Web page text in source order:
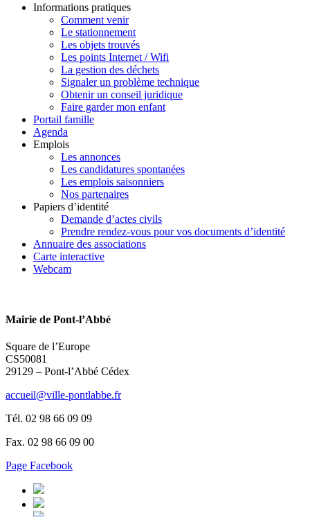
Informations pratiques
Comment venir
Le stationnement
Les objets trouvés
Les points Internet / Wifi
La gestion des déchets
Signaler un problème technique
Obtenir un conseil juridique
Faire garder mon enfant
Portail famille
Agenda
Emplois
Les annonces
Les candidatures spontanées
Les emplois saisonniers
Nos partenaires
Papiers d’identité
Demande d’actes civils
Prendre rendez-vous pour vos documents d’identité
Annuaire des associations
Carte interactive
Webcam
Mairie de Pont-l’Abbé
Square de l’Europe
CS50081
29129 – Pont-l’Abbé Cédex
accueil@ville-pontlabbe.fr
Tél. 02 98 66 09 09
Fax. 02 98 66 09 00
Page Facebook